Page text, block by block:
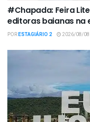
#Chapada: Feira
editoras baianas na
PORESTAGIÁRIO 2 2026/08/08